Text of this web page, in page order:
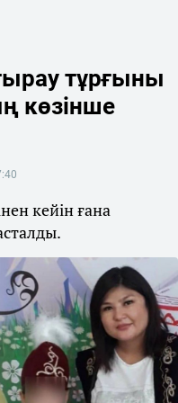
тұрғыны
көзінше
кейін ғана